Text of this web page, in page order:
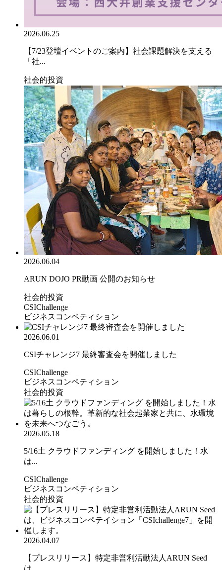
2026.06.25
【7/23登壇イベントのご案内】社会課題解決を支える
「社...
社会的投資
2026.06.04
ARUN DOJO PR動画 公開のお知らせ
社会的投資
CSIChallenge
ビジネスコンペティション
2026.06.01
CSIチャレンジ7 最終審査会を開催しました
CSIChallenge
ビジネスコンペティション
社会的投資
2026.05.18
5/16土 クラウドファンディング を開始しました！水
は...
CSIChallenge
ビジネスコンペティション
社会的投資
2026.04.07
【プレスリリース】特定非営利活動法人ARUN Seed
は...